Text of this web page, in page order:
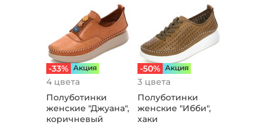
-33% Aкция
4 цвета
Полуботинки
женские "Джуана",
коричневый
-50% Aкция
3 цвета
Полуботинки
женские "Ибби",
хаки